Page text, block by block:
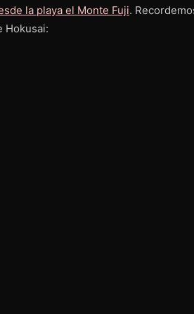
la playa el Monte Fuji.
Hokusai: